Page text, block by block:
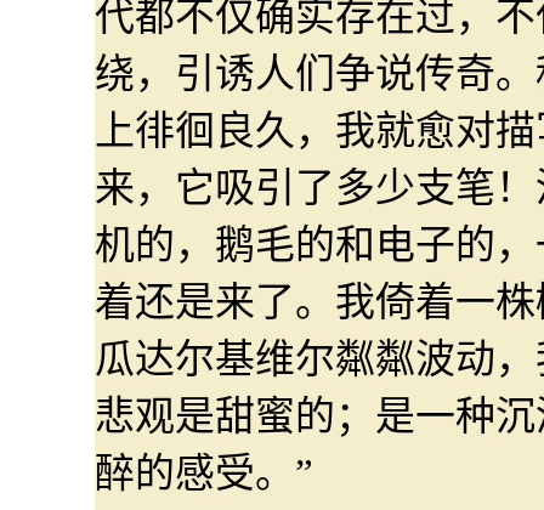
代都不仅确实存在过，
绕，引诱人们争说传奇
上徘徊良久，我就愈对
来，它吸引了多少支笔
机的，鹅毛的和电子的
着还是来了。我倚着一
瓜达尔基维尔粼粼波动
悲观是甜蜜的；是一种
醉的感受。”